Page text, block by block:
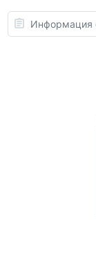
Информация